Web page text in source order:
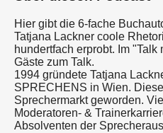
Hier gibt die 6-fache
Tatjana Lackner coole
hundertfach erprobt. Im
Gäste zum Talk.
1994 gründete Tatjana
SPRECHENS in Wien.
Sprechermarkt geworden.
Moderatoren- &
Absolventen der